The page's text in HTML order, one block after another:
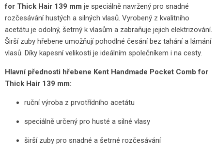
for Thick Hair 139 mm je speciálně navržený pro snadné
rozčesávání hustých a silných vlasů. Vyrobený z kvalitního
acetátu je odolný, šetrný k vlasům a zabraňuje jejich elektrizování.
Širší zuby hřebene umožňují pohodlné česání bez tahání a lámání
vlasů. Díky kapesní velikosti je ideálním společníkem i na cesty.
Hlavní přednosti hřebene Kent Handmade Pocket Comb for
Thick Hair 139 mm:
ruční výroba z prvotřídního acetátu
speciálně určený pro husté a silné vlasy
širší zuby pro snadné a šetrné rozčesávání